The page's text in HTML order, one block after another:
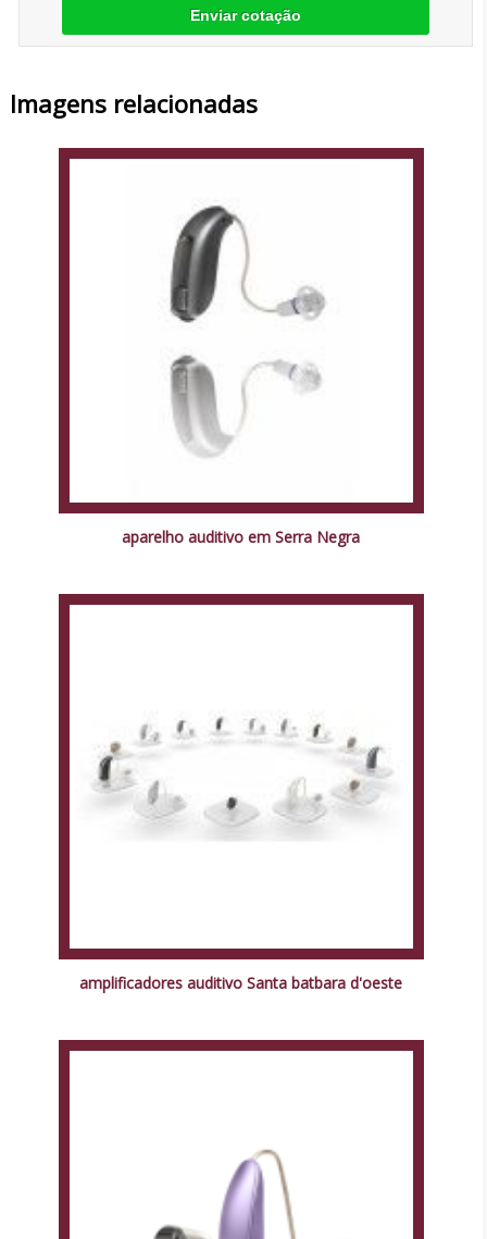
Enviar cotação
Imagens relacionadas
aparelho auditivo em Serra Negra
amplificadores auditivo Santa batbara d'oeste